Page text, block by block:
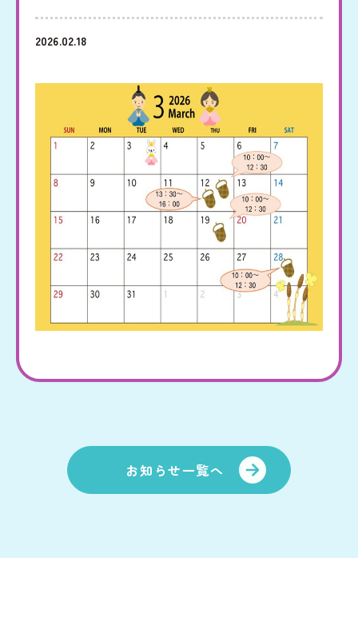
さとおや
法人情報 お知らせ
寄附支援 後援会
寄贈品 後援会会報
情報公開
お問い合わせ 個人情報の保護
2026.02.18
お知らせ一覧へ